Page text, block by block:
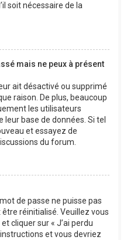
soit nécessaire de la
mais ne peux à présent
ait désactivé ou supprimé
raison. De plus, beaucoup
les utilisateurs
base de données. Si tel
et essayez de
du forum.
de passe ne puisse pas
réinitialisé. Veuillez vous
cliquer sur « J’ai perdu
et vous devriez